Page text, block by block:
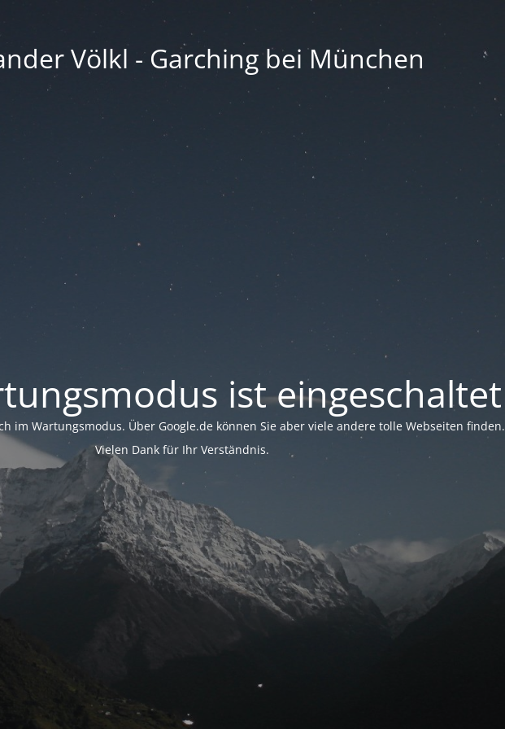
Völkl - Garching bei München
ist eingeschaltet
im Wartungsmodus. Über Google.de können Sie aber viele andere tolle Webseiten finden.
Vielen Dank für Ihr Verständnis.